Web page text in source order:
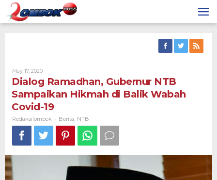
Skip
content
May 17, 2020By
Redaksilombok
Dialog Ramadhan, Gubernur NTB
Sampaikan Hikmah di Balik Wabah
Covid-19
Redaksilombok - Berita NTB